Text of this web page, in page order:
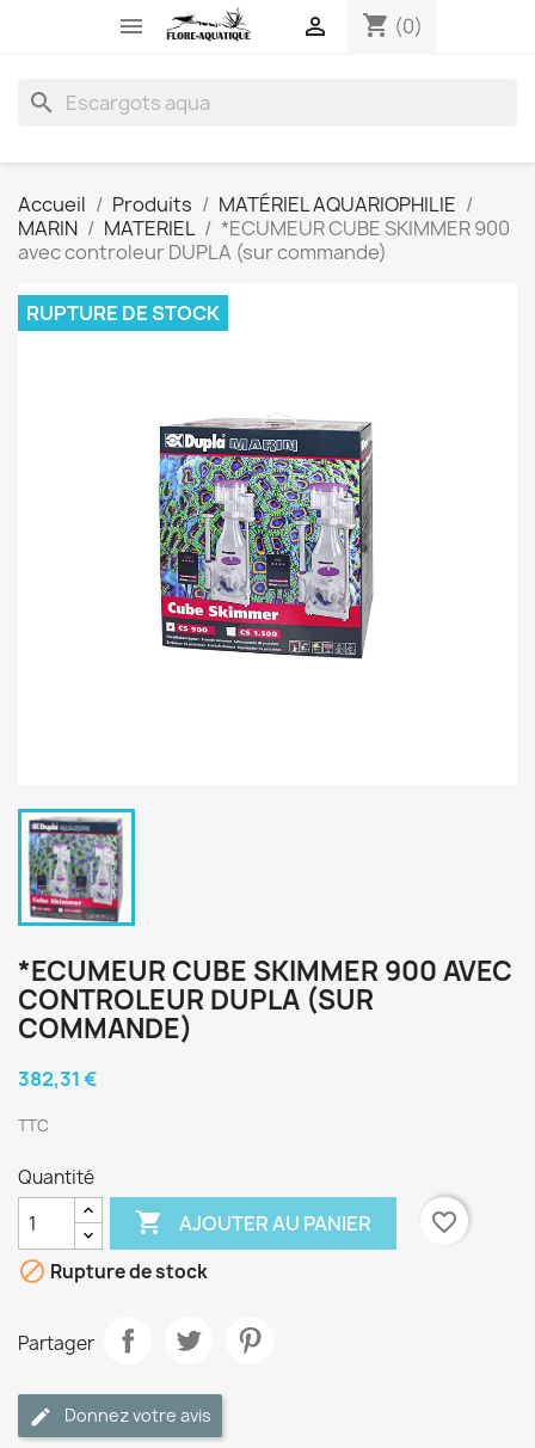
 shopping_cart (0)

search
Accueil Produits
MATÉRIEL AQUARIOPHILIE
MARIN
MATERIEL
*ECUMEUR CUBE SKIMMER 900
avec controleur DUPLA (sur commande)
RUPTURE DE STOCK
*ECUMEUR CUBE SKIMMER 900 AVEC
CONTROLEUR DUPLA (SUR
COMMANDE)
382,31 €
TTC
Quantité
 AJOUTER AU PANIER
favorite_border
 Rupture de stock
Partager
Donnez votre avis